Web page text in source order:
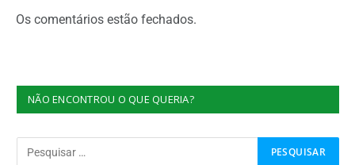
Os comentários estão fechados.
NÃO ENCONTROU O QUE QUERIA?